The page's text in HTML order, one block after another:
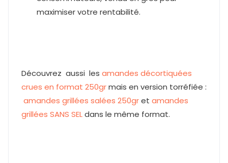
maximiser votre rentabilité.
Découvrez aussi les amandes décortiquées
crues en format 250grmais en version torréfiée :
amandes grillées salées 250gret amandes
grillées SANS SELdans le même format.